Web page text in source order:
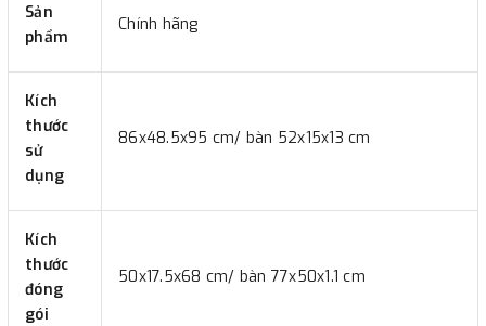
Sản
phẩm
Chính hãng
Kích
thước
sử
dụng
86x48.5x95 cm/ bàn 52x15x13 cm
Kích
thước
đóng
gói
50x17.5x68 cm/ bàn 77x50x1.1 cm